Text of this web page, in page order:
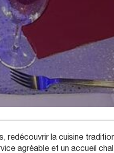
redécouvrir la cuisine
agréable et un accueil